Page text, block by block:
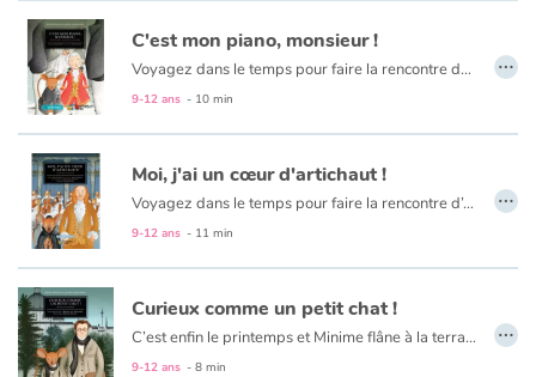
C'est mon piano, monsieur !
Voyagez dans le temps pour faire la rencontre de Wolfgang Amadeus Mozart en suivant Minime, une charmante petite souris qui raffole du fromage et de la musique ! Sur le quai d’un port, il fait un froid de canard lorsque débarque un garçon arborant une perruque blanche et vêtu d’un habit de velours rouge. Avec les membres de sa famille, il vient donner un concert dans une ville étrangère. À la surprise du douanier mécontent et des dockers à la mine renfrognée, le jeune musicien sort son violon d’un étui et se met à jouer, accompagné de sa sœur au piano. Le froid, la fatigue et la mauvaise humeur disparaissent comme par enchantement grâce à ce gamin qui illuminera de sa musique cette grise journée glaciale !
9-12 ans - 10 min
…
Moi, j'ai un cœur d'artichaut !
Voyagez dans le temps pour faire la rencontre d’Antonio Vivaldi en suivant Minime, une charmante petite souris qui raffole du fromage et de la musique ! C’est certainement le jour le plus froid de l’hiver pour se promener dans les rues de Venise à la recherche de l’orphelinat où dort la petite Ambrosina. Elle vient de perdre une dent de lait et espère retrouver au réveil une pièce de monnaie sous son oreiller. Dans ce vieux bâtiment qui abrite aussi une école de musique, la mission est dangereuse et Minime doit redoubler de prudence pour éviter un chat toujours à la recherche de son prochain repas. Heureusement, le matou est mélomane lui aussi !
9-12 ans - 11 min
…
Curieux comme un petit chat !
C’est enfin le printemps et Minime flâne à la terrasse d’un café. Attablé au milieu de la cohue, un homme rêveur est si absorbé par sa lecture qu’il ne remarque pas la présence de l’intrépide souris. Minime grimpe sur son épaule et en profite pour lire un peu de poésie. Lorsque l’homme se met à gribouiller des notes de musique sur un coin de nappe, Minime est de plus en plus intrigué. Mais il a aussi très faim! Ayant repéré un morceau de gruyère, il s’élance comme une flèche. Malheur, il s’agit d’une souricière ! Heureusement que « Monsieur rêveur », Franz Schubert, est là pour le sauver.
9-12 ans - 8 min
…